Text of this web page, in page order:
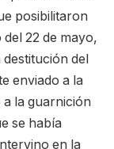
posibilitaron
22 de mayo,
del
enviado a la
la guarnición
se había
en la